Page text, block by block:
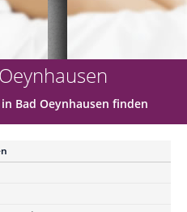
Bad Oeynhausen finden